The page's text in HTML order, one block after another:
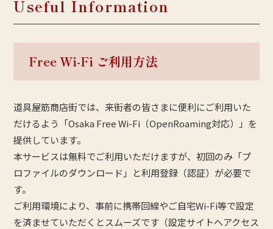
Useful Information
Free Wi-Fi ご利用方法
道具屋筋商店街では、来街者の皆さまに便利にご利用いた
だけるよう「Osaka Free Wi-Fi（OpenRoaming対応）」を
提供しています。
本サービスは無料でご利用いただけますが、初回のみ「プ
ロファイルのダウンロード」と利用登録（認証）が必要で
す。
ご利用環境により、事前に携帯回線やご自宅Wi-Fi等で設定
を済ませていただくとスムーズです（設定サイトへアクセス